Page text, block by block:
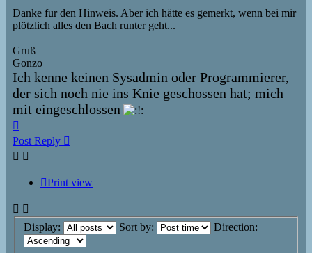
Danke fur den Hinweis. Aber ich hätte es gemerkt, wenn bei mir
plötzlich alles den Bach runter geht...
Gruß
Gonzo
Ich kenne keinen Sysadmin oder Programmierer,
der sich noch nie ins Knie geschossen hat; mich
mit eingeschlossen
Post Reply
Print view
Display: Sort by: Direction: